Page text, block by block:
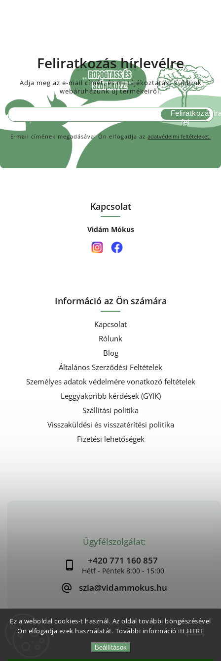
Ez a weboldal cookies-t használ. Az oldal további böngészésével
Ön elfogadja ezek használatát. További információ itt.HERE
Beállítások
Ügyfélszolgálat:
+420 771 160 857
szia@vidammokus.hu
Kapcsolat
Vidám Mókus
Információ az Ön számára
Kapcsolat
Rólunk
Blog
Általános Szerződési Feltételek
Személyes adatok védelmére vonatkozó feltételek
Leggyakoribb kérdések (GYIK)
Szállítási politika
Visszaküldési és visszatérítési politika
Fizetési lehetőségek
Feliratkozás hírlevélre
Adja meg az e-mail címét, és mi tájékoztatást küldünk
webáruházunk új termékeiről.
E-mail címének megadásával Ön elfogadja az adatvédelmi feltételeket.
Feliratkozás
Vidám Mókus. Minden jog fenntartva.
Süti beállítások szerkesztése